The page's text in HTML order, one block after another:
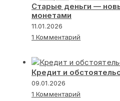
Старые деньги —
монетами
11.01.2026
1 Комментарий
Кредит и
09.01.2026
1 Комментарий